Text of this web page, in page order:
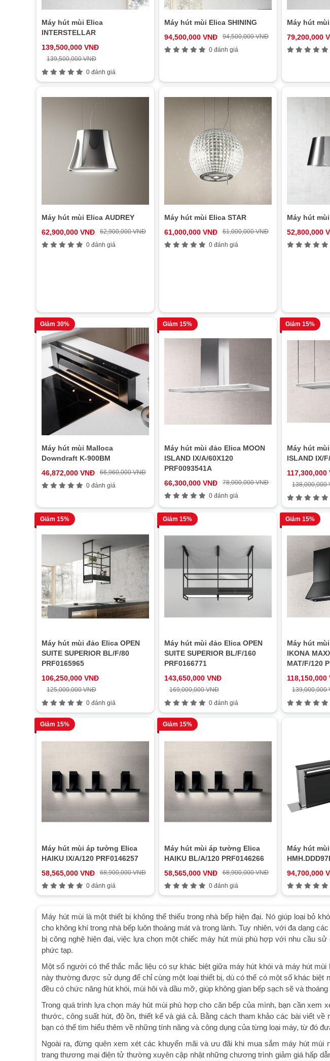
Máy hút mùi Elica
INTERSTELLAR
139,500,000 VNĐ
139,500,000 VNĐ
0 đánh giá
Máy hút mùi Elica SHINING
94,500,000 VNĐ
94,500,000 VNĐ
0 đánh giá
Máy hút
79,200,000
Máy hút mùi Elica AUDREY
62,900,000 VNĐ
62,900,000 VNĐ
0 đánh giá
Máy hút mùi Elica STAR
61,000,000 VNĐ
61,000,000 VNĐ
0 đánh giá
Máy hút
52,800,000
Giảm 30%
Máy hút mùi Malloca
Downdraft K-900BM
46,872,000 VNĐ
66,960,000 VNĐ
0 đánh giá
Giảm 15%
Máy hút mùi đảo Elica MOON
ISLAND IX/A/60X120
PRF0093541A
66,300,000 VNĐ
78,000,000 VNĐ
0 đánh giá
Giảm 15%
Máy hút
ISLAND IX/
117,300,000
138,000,000
Giảm 15%
Máy hút mùi đảo Elica OPEN
SUITE SUPERIOR BL/F/80
PRF0165965
106,250,000 VNĐ
125,000,000 VNĐ
0 đánh giá
Giảm 15%
Máy hút mùi đảo Elica OPEN
SUITE SUPERIOR BL/F/160
PRF0166771
143,650,000 VNĐ
169,000,000 VNĐ
0 đánh giá
Giảm 15%
Máy hút
IKONA
MAT/F/120
118,150,000
139,000,000
Giảm 15%
Máy hút mùi áp tường Elica
HAIKU IX/A/120 PRF0146257
58,565,000 VNĐ
68,900,000 VNĐ
0 đánh giá
Giảm 15%
Máy hút mùi áp tường Elica
HAIKU BL/A/120 PRF0146266
58,565,000 VNĐ
68,900,000 VNĐ
0 đánh giá
Máy hút
94,700,000
Máy hút mùi là một thiết bị không thể thiếu trong nhà bếp hiện đại. Nó giúp loại bỏ
cho không khí trong nhà bếp luôn thoáng mát và trong lành. Tuy nhiên, với đa dạng
bị công nghệ hiện đại, việc lựa chọn một chiếc máy hút mùi phù hợp với nhu cầu
phức tạp.
Một số người có thể thắc mắc liệu có sự khác biệt giữa máy hút khói và máy hút
này thường được sử dụng để chỉ cùng một loại thiết bị, dù có thể có một số khác biệt
đều có chức năng hút khói, mùi hôi và dầu mỡ, giúp không gian bếp sạch sẽ và thoáng
Trong quá trình lựa chọn máy hút mùi phù hợp cho căn bếp của mình, bạn cần xem
thước, công suất hút, độ ồn, thiết kế và giá cả. Bằng cách tham khảo các bài viết về
bạn có thể tìm hiểu thêm về những tính năng và công dụng của từng loại máy, từ đó
Ngoài ra, đừng quên xem xét các khuyến mãi và ưu đãi khi mua sắm máy hút mùi
trang thương mại điện tử thường xuyên cập nhật những chương trình giảm giá hấp